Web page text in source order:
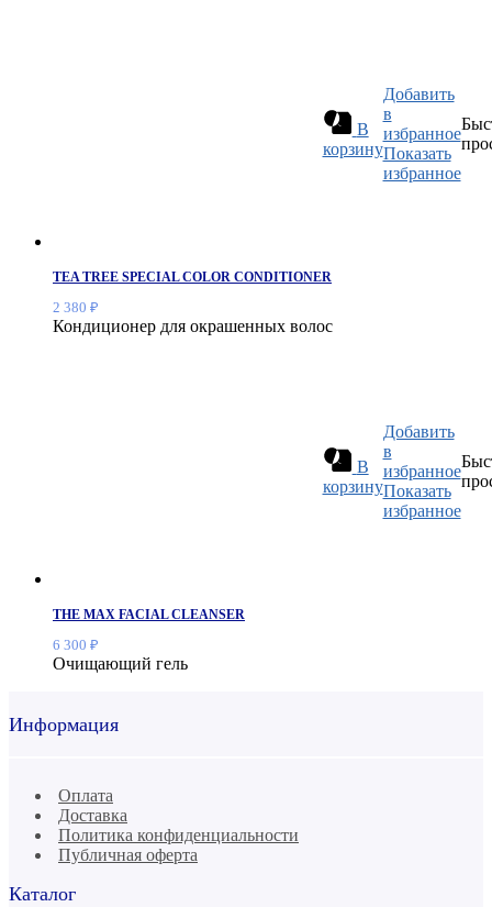
В
корзину
Добавить
в
избранное
Показать
избранное
TEA TREE SPECIAL COLOR CONDITIONER
2 380 ₽
Кондиционер для окрашенных волос
В
корзину
Добавить
в
избранное
Показать
избранное
THE MAX FACIAL CLEANSER
6 300 ₽
Очищающий гель
Информация
Оплата
Доставка
Политика конфиденциальности
Публичная оферта
Каталог